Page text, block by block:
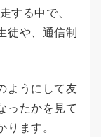
する中で、
徒や、通信制
ようにして友
ったかを見て
ます。